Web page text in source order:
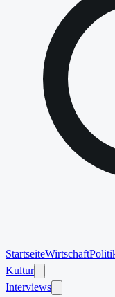
StartseiteWirtschaft
Kultur
Interviews